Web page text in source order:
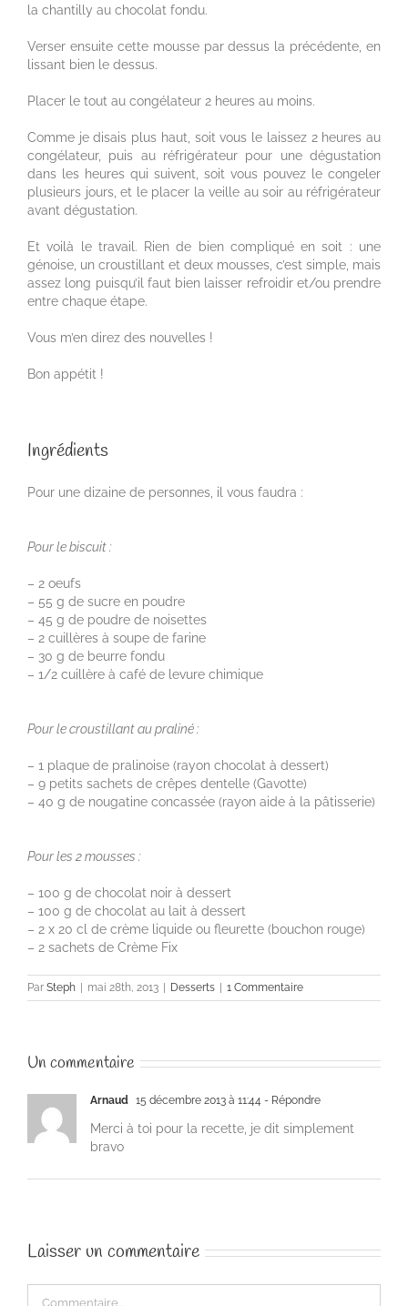
la chantilly au chocolat fondu.
Verser ensuite cette mousse par dessus la précédente, en
lissant bien le dessus.
Placer le tout au congélateur 2 heures au moins.
Comme je disais plus haut, soit vous le laissez 2 heures au
congélateur, puis au réfrigérateur pour une dégustation
dans les heures qui suivent, soit vous pouvez le congeler
plusieurs jours, et le placer la veille au soir au réfrigérateur
avant dégustation.
Et voilà le travail. Rien de bien compliqué en soit : une
génoise, un croustillant et deux mousses, c’est simple, mais
assez long puisqu’il faut bien laisser refroidir et/ou prendre
entre chaque étape.
Vous m’en direz des nouvelles !
Bon appétit !
Ingrédients
Pour une dizaine de personnes, il vous faudra :
Pour le biscuit :
– 2 oeufs
– 55 g de sucre en poudre
– 45 g de poudre de noisettes
– 2 cuillères à soupe de farine
– 30 g de beurre fondu
– 1/2 cuillère à café de levure chimique
Pour le croustillant au praliné :
– 1 plaque de pralinoise (rayon chocolat à dessert)
– 9 petits sachets de crêpes dentelle (Gavotte)
– 40 g de nougatine concassée (rayon aide à la pâtisserie)
Pour les 2 mousses :
– 100 g de chocolat noir à dessert
– 100 g de chocolat au lait à dessert
– 2 x 20 cl de crème liquide ou fleurette (bouchon rouge)
– 2 sachets de Crème Fix
Par Steph | mai 28th, 2013 | Desserts | 1 Commentaire
Un commentaire
Arnaud 15 décembre 2013 à 11:44 - Répondre
Merci à toi pour la recette, je dit simplement
bravo
Laisser un commentaire